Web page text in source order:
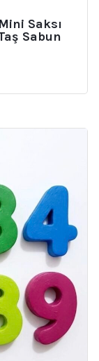
Saksı
Sabun